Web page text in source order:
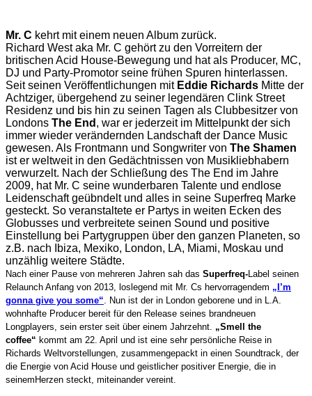
Mr. C kehrt mit einem neuen Album zurück.
Richard West aka Mr. C gehört zu den Vorreitern der
britischen Acid House-Bewegung und hat als Producer, MC,
DJ und Party-Promotor seine frühen Spuren hinterlassen.
Seit seinen Veröffentlichungen mit Eddie Richards Mitte der
Achtziger, übergehend zu seiner legendären Clink Street
Residenz und bis hin zu seinen Tagen als Clubbesitzer von
Londons The End , war er jederzeit im Mittelpunkt der sich
immer wieder verändernden Landschaft der Dance Music
gewesen. Als Frontmann und Songwriter von The Shamen
ist er weltweit in den Gedächtnissen von Musikliebhabern
verwurzelt. Nach der Schließung des The End im Jahre
2009, hat Mr. C seine wunderbaren Talente und endlose
Leidenschaft geübndelt und alles in seine Superfreq Marke
gesteckt. So veranstaltete er Partys in weiten Ecken des
Globusses und verbreitete seinen Sound und positive
Einstellung bei Partygruppen über den ganzen Planeten, so
z.B. nach Ibiza, Mexiko, London, LA, Miami, Moskau und
unzählig weitere Städte.
Nach einer Pause von mehreren Jahren sah das Superfreq- Label seinen
Relaunch Anfang von 2013, loslegend mit Mr. Cs hervorragendem „I’m
gonna give you some“ . Nun ist der in London geborene und in L.A.
wohnhafte Producer bereit für den Release seines brandneuen
Longplayers, sein erster seit über einem Jahrzehnt. „Smell the
coffee“ kommt am 22. April und ist eine sehr persönliche Reise in
Richards Weltvorstellungen, zusammengepackt in einen Soundtrack, der
die Energie von Acid House und geistlicher positiver Energie, die in
seinemHerzen steckt, miteinander vereint.